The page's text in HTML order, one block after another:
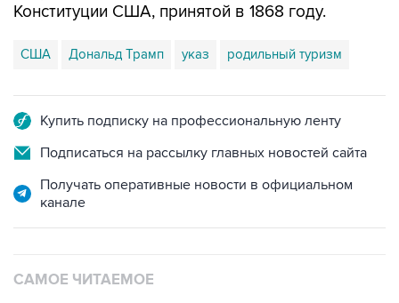
Конституции США, принятой в 1868 году.
США Дональд Трамп указ родильный туризм
Купить подписку на профессиональную ленту
Подписаться на рассылку главных новостей сайта
Получать оперативные новости в официальном
канале
САМОЕ ЧИТАЕМОЕ